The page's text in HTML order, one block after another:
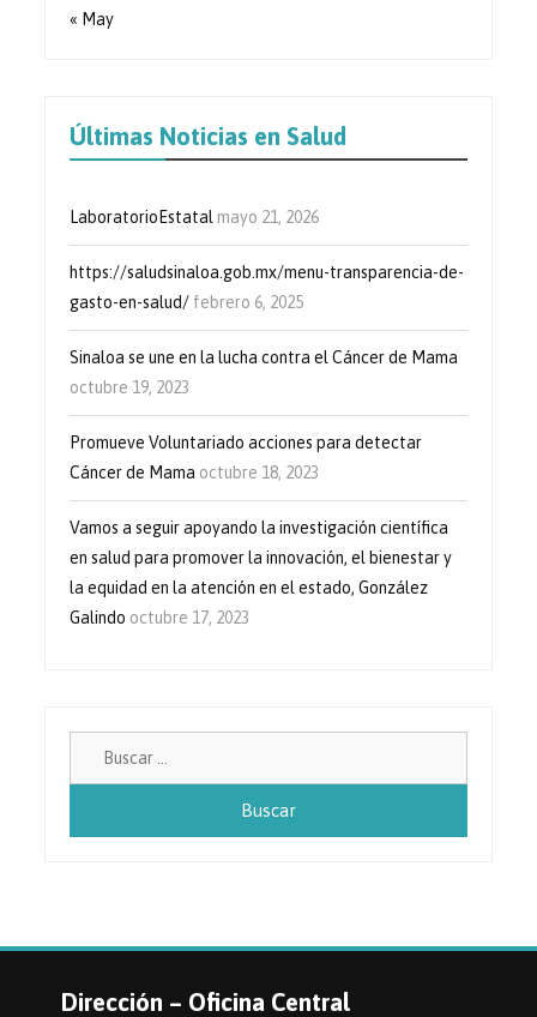
« May
Últimas Noticias en Salud
LaboratorioEstatal mayo 21, 2026
https://saludsinaloa.gob.mx/menu-transparencia-de-
gasto-en-salud/ febrero 6, 2025
Sinaloa se une en la lucha contra el Cáncer de Mama
octubre 19, 2023
Promueve Voluntariado acciones para detectar
Cáncer de Mama octubre 18, 2023
Vamos a seguir apoyando la investigación científica
en salud para promover la innovación, el bienestar y
la equidad en la atención en el estado, González
Galindo octubre 17, 2023
Dirección – Oficina Central